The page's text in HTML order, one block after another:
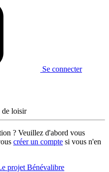
Se connecter
de loisir
? Veuillez d'abord vous
créer un compte si vous n'en
projet Bénévalibre